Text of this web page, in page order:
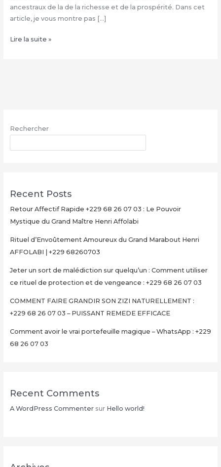
ancestraux de la de la richesse et de la prospérité. Dans cet
article, je vous montre pas […]
Condition
07
Valise
Lire la suite »
Rechercher
Recent Posts
Retour Affectif Rapide +229 68 26 07 03 : Le Pouvoir
Mystique du Grand Maître Henri Affolabi
Rituel d’Envoûtement Amoureux du Grand Marabout Henri
AFFOLABI | +229 68260703
Jeter un sort de malédiction sur quelqu’un : Comment utiliser
ce rituel de protection et de vengeance : +229 68 26 07 03
COMMENT FAIRE GRANDIR SON ZIZI NATURELLEMENT :
+229 68 26 07 03 – PUISSANT REMEDE EFFICACE
Comment avoir le vrai portefeuille magique – WhatsApp : +229
68 26 07 03
Recent Comments
A WordPress Commentersur Hello world!